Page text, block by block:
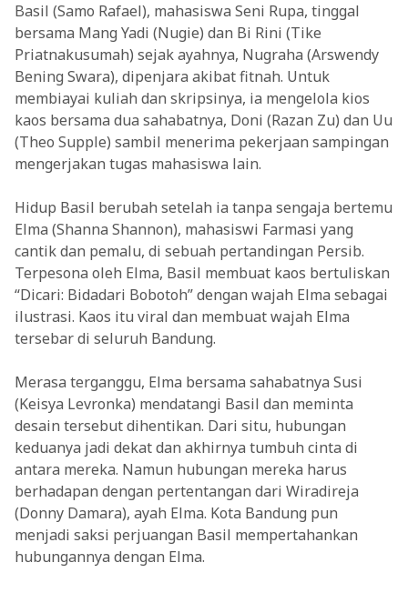
Basil (Samo Rafael), mahasiswa Seni Rupa, tinggal
bersama Mang Yadi (Nugie) dan Bi Rini (Tike
Priatnakusumah) sejak ayahnya, Nugraha (Arswendy
Bening Swara), dipenjara akibat fitnah. Untuk
membiayai kuliah dan skripsinya, ia mengelola kios
kaos bersama dua sahabatnya, Doni (Razan Zu) dan Uu
(Theo Supple) sambil menerima pekerjaan sampingan
mengerjakan tugas mahasiswa lain.
Hidup Basil berubah setelah ia tanpa sengaja bertemu
Elma (Shanna Shannon), mahasiswi Farmasi yang
cantik dan pemalu, di sebuah pertandingan Persib.
Terpesona oleh Elma, Basil membuat kaos bertuliskan
“Dicari: Bidadari Bobotoh” dengan wajah Elma sebagai
ilustrasi. Kaos itu viral dan membuat wajah Elma
tersebar di seluruh Bandung.
Merasa terganggu, Elma bersama sahabatnya Susi
(Keisya Levronka) mendatangi Basil dan meminta
desain tersebut dihentikan. Dari situ, hubungan
keduanya jadi dekat dan akhirnya tumbuh cinta di
antara mereka. Namun hubungan mereka harus
berhadapan dengan pertentangan dari Wiradireja
(Donny Damara), ayah Elma. Kota Bandung pun
menjadi saksi perjuangan Basil mempertahankan
hubungannya dengan Elma.